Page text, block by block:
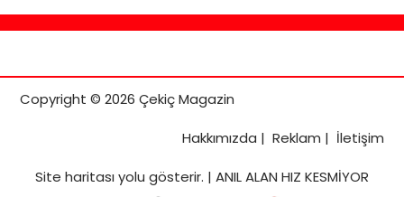
Copyright © 2026 Çekiç Magazin
Hakkımızda | Reklam | İletişim
Site haritasıyolu gösterir. | ANIL ALAN HIZ KESMİYOR